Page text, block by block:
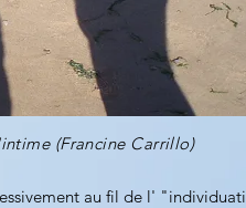
(Francine Carrillo)
au fil de l'